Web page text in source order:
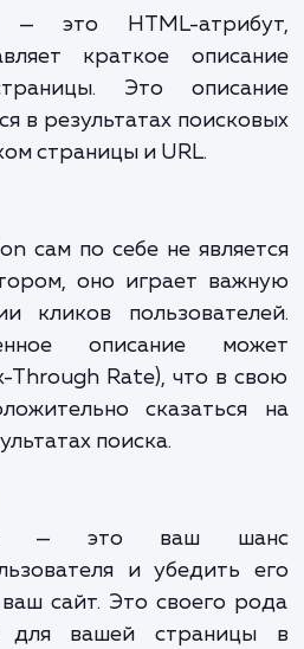
Description
— это HTML-
краткое
страницы. Это
в результатах
страницы и URL.
сам по себе не
оно играет
кликов
описание